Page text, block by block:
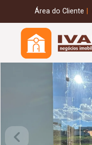
Área do Cliente